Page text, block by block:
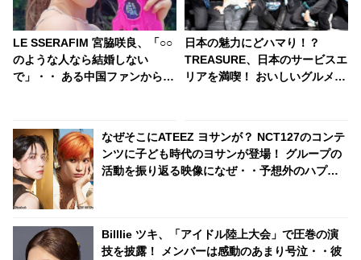
LE SSERAFIM 宮脇咲良、「○○
のような人なら結婚しない
で」・・ ある中国ファンからの
日本の魅力にどハマり！？
TREASURE、日本のサービスエ
リアを満喫！ おいしいグルメを
なぜそこにATEEZ ヨサンが？ NCT127のコンテ
ンツに子ども時代のヨサンが登場！ グループの
活動を振り返る映像になぜ・・予想外のハプニ
Billlie ツキ、「アイドル陸上大会」で圧巻の演
技を披露！ メンバーは感動のあまり号泣・・彼